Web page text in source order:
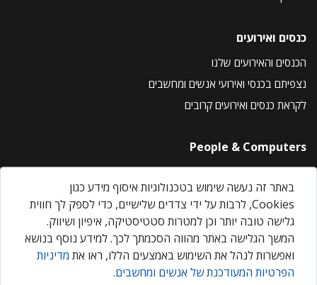
כנסים ואירועים
הכנסים והאירועים שלנו
נצפיתם בכנסי ואירועי אנשים ומחשבים
לקראת כנסים ואירועים קרובים
People & Computers
About Us
Privacy Policy
Contact Us
Our Events
באתר זה נעשה שימוש בטכנולוגיות איסוף מידע כגון
Cookies, לרבות על ידי צדדים שלישיים, כדי לספק לך חווית
גלישה טובה יותר וכן למטרות סטטיסטיקה, איפיון ושיווק.
המשך הגלישה באתר מהווה הסכמתך לכך. למידע נוסף בנושא
ואפשרות לנהל את השימוש באמצעים הללו, ראו את מדיניות
הפרטיות המעודכנת של אנשים ומחשבים.